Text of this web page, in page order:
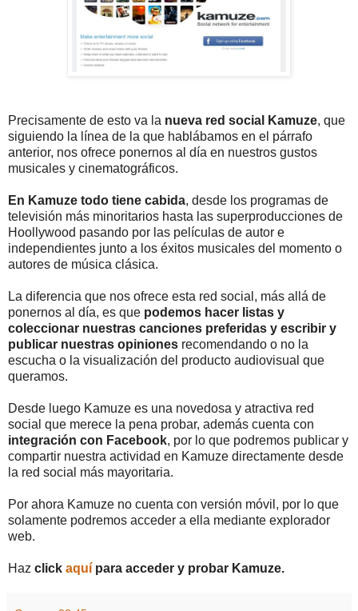
Precisamente de esto va la nueva red social Kamuze, que
siguiendo la línea de la que hablábamos en el párrafo
anterior, nos ofrece ponernos al día en nuestros gustos
musicales y cinematográficos.
En Kamuze todo tiene cabida, desde los programas de
televisión más minoritarios hasta las superproducciones de
Hoollywood pasando por las películas de autor e
independientes junto a los éxitos musicales del momento o
autores de música clásica.
La diferencia que nos ofrece esta red social, más allá de
ponernos al día, es que podemos hacer listas y
coleccionar nuestras canciones preferidas y escribir y
publicar nuestras opiniones recomendando o no la
escucha o la visualización del producto audiovisual que
queramos.
Desde luego Kamuze es una novedosa y atractiva red
social que merece la pena probar, además cuenta con
integración con Facebook, por lo que podremos publicar y
compartir nuestra actividad en Kamuze directamente desde
la red social más mayoritaria.
Por ahora Kamuze no cuenta con versión móvil, por lo que
solamente podremos acceder a ella mediante explorador
web.
Haz click aquí para acceder y probar Kamuze.